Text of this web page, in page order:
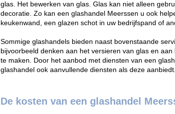
glas. Het bewerken van glas. Glas kan niet alleen
decoratie. Zo kan een glashandel Meerssen u ook
keukenwand, een glazen schot in uw bedrijfspand of
Sommige glashandels bieden naast bovenstaande
bijvoorbeeld denken aan het versieren van glas en
te maken. Door het aanbod met diensten van een
glashandel ook aanvullende diensten als deze aanbiedt.
De kosten van een glashandel